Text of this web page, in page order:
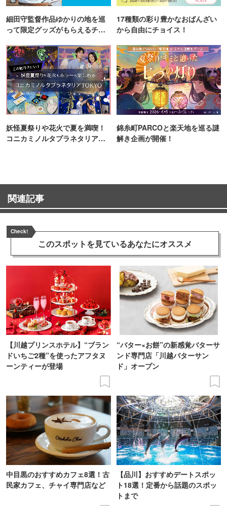
細田守監督作品ゆかりの地を巡
って限定グッズがもらえるチャ
17種類の彩り豊かなおばんざい
から自由にチョイス！
妖怪夏祭りや花火で夏を満喫！
コニカミノルタプラネタリア
錦糸町PARCOと楽天地を巡る謎
解き企画が開催！
関連記事
Check!
このスポットを見ているあなたにオススメ
【川越プリンスホテル】“ブラン
ドいちご2種”を使ったアフタヌ
ーンティーが登場
“バター×お餅”の新感覚バターサ
ンド専門店「川越バターサン
ド」オープン
中目黒のおすすめカフェ8選！古
民家カフェ、チャイ専門店など
【品川】おすすめデートスポッ
ト18選！定番から話題のスポッ
トまで